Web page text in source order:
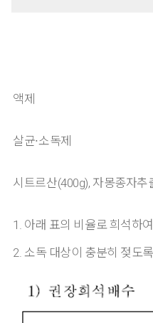
액제
살균∙소독제
시트르산(400g), 자몽종자추
1. 아래 표의 비율로 희석하
2. 소독 대상이 충분히 젖도